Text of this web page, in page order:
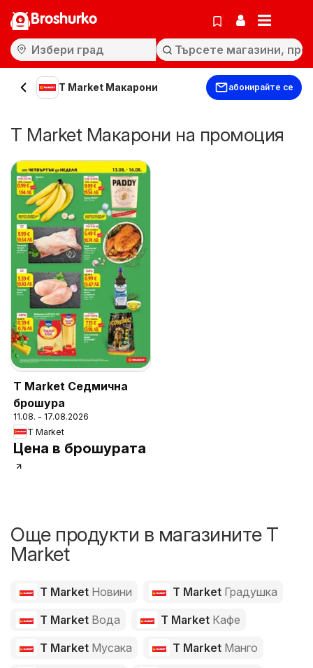
Broshurko
T Market Макарони абонирайте се
T Market Макарони на промоция
T Market Седмична
брошура
11.08. - 17.08.2026
T Market
Цена в брошурата
Още продукти в магазините T
Market
T Market Новини T Market Градушка
T Market Вода T Market Кафе
T Market Мусака T Market Манго